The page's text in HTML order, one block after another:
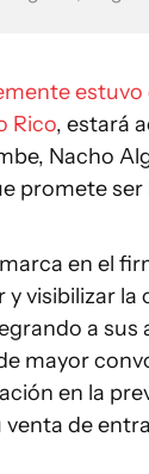
estuvo
Rico, estará
Nacho
promete ser
en el
y visibilizar la
a sus
mayor
en la
de